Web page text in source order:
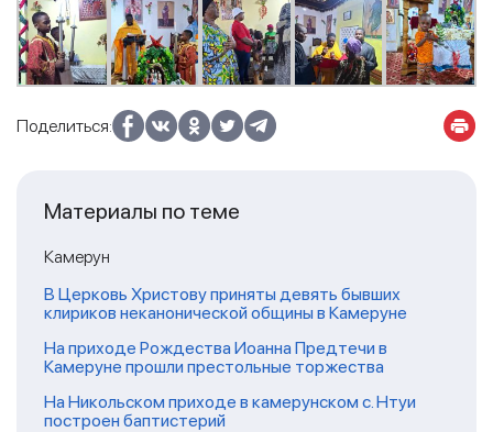
Поделиться:
Материалы по теме
Камерун
В Церковь Христову приняты девять бывших
клириков неканонической общины в Камеруне
На приходе Рождества Иоанна Предтечи в
Камеруне прошли престольные торжества
На Никольском приходе в камерунском с. Нтуи
построен баптистерий